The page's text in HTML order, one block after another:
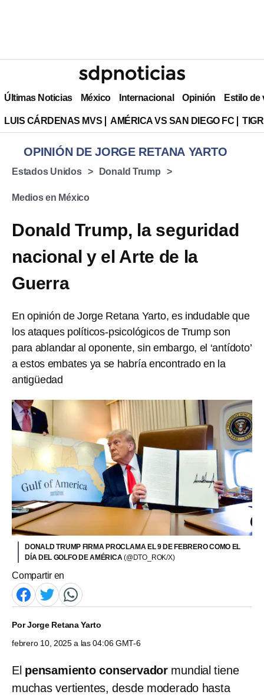
Últimas Noticias México Internacional Opinión Estilo de
LUIS CÁRDENAS MVS AMÉRICA VS SAN DIEGO FC
OPINIÓN DE JORGE RETANA YARTO
Estados Unidos Donald Trump
Medios en México
Donald Trump, la seguridad
nacional y el Arte de la
Guerra
En opinión de Jorge Retana Yarto, es indudable que
los ataques políticos-psicológicos de Trump son
para ablandar al oponente, sin embargo, el ‘antídoto’
a estos embates ya se habría encontrado en la
antigüedad
DONALD TRUMP FIRMA PROCLAMA EL 9 DE FEBRERO COMO EL
DÍA DEL GOLFO DE AMÉRICA(@DTO_ROK/X)
Compartir en
PorJorge Retana Yarto
febrero 10, 2025 a las 04:06 GMT-6
El pensamiento conservador mundial tiene
muchas vertientes, desde moderado hasta